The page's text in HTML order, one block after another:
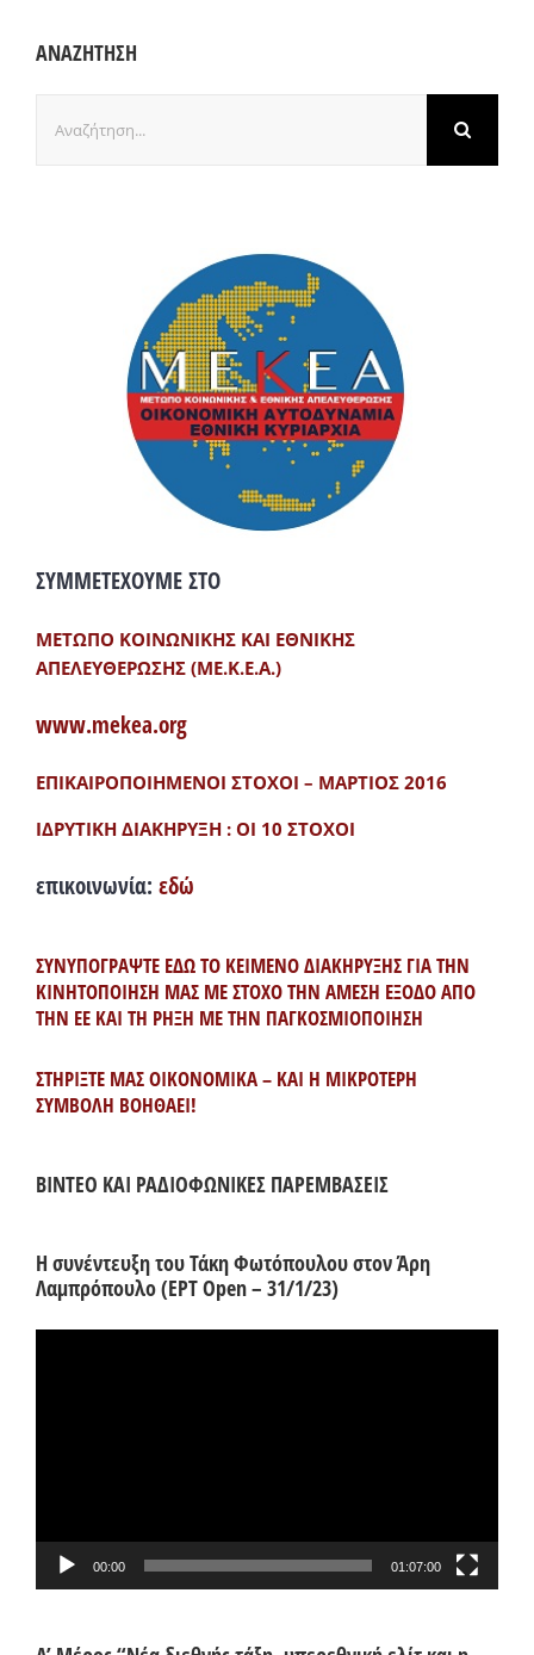
ΑΝΑΖΗΤΗΣΗ
για:
ΣΥΜΜΕΤΕΧΟΥΜΕ ΣΤΟ
ΜΕΤΩΠΟ ΚΟΙΝΩΝΙΚΗΣ ΚΑΙ ΕΘΝΙΚΗΣ
ΑΠΕΛΕΥΘΕΡΩΣΗΣ (ΜΕ.Κ.Ε.Α.)
www.mekea.org
ΕΠΙΚΑΙΡΟΠΟΙΗΜΕΝΟΙ ΣΤΟΧΟΙ – ΜΑΡΤΙΟΣ 2016
ΙΔΡΥΤΙΚΗ ΔΙΑΚΗΡΥΞΗ : ΟΙ 10 ΣΤΟΧΟΙ
επικοινωνία: εδώ
ΣΥΝΥΠΟΓΡΑΨΤΕ ΕΔΩ ΤΟ ΚΕΙΜΕΝΟ ΔΙΑΚΗΡΥΞΗΣ ΓΙΑ ΤΗΝ
ΚΙΝΗΤΟΠΟΙΗΣΗ ΜΑΣ ΜΕ ΣΤΟΧΟ ΤΗΝ ΑΜΕΣΗ ΕΞΟΔΟ ΑΠΟ
ΤΗΝ ΕΕ ΚΑΙ ΤΗ ΡΗΞΗ ΜΕ ΤΗΝ ΠΑΓΚΟΣΜΙΟΠΟΙΗΣΗ
ΣΤΗΡΙΞΤΕ ΜΑΣ ΟΙΚΟΝΟΜΙΚΑ – ΚΑΙ Η ΜΙΚΡΟΤΕΡΗ
ΣΥΜΒΟΛΗ ΒΟΗΘΑΕΙ!
ΒΙΝΤΕΟ ΚΑΙ ΡΑΔΙΟΦΩΝΙΚΕΣ ΠΑΡΕΜΒΑΣΕΙΣ
Η συνέντευξη του Τάκη Φωτόπουλου στον Άρη
Λαμπρόπουλο (ΕΡΤ Open – 31/1/23)
00:00 01:07:00